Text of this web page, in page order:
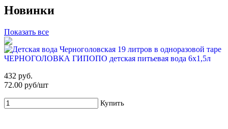
Для новых клиентов. Стартовый набор ХВАЛОВСКАЯ
549 руб
Купить
Новинки
Показать все
ЧЕРНОГОЛОВКА ГИПОПО детская питьевая вода 6х1,5л
432 руб.
72.00 руб/шт
Купить